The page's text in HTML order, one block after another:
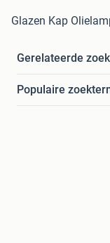
Glazen Kap
Gerelateerde
Populaire